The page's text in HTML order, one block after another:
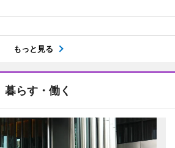
もっと見る
暮らす・働く